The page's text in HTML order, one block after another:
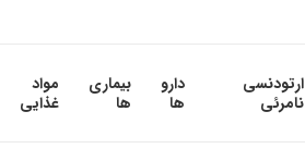
ارتودنسی
نامرئی
دارو
ها
بیماری
ها
مواد
غذایی